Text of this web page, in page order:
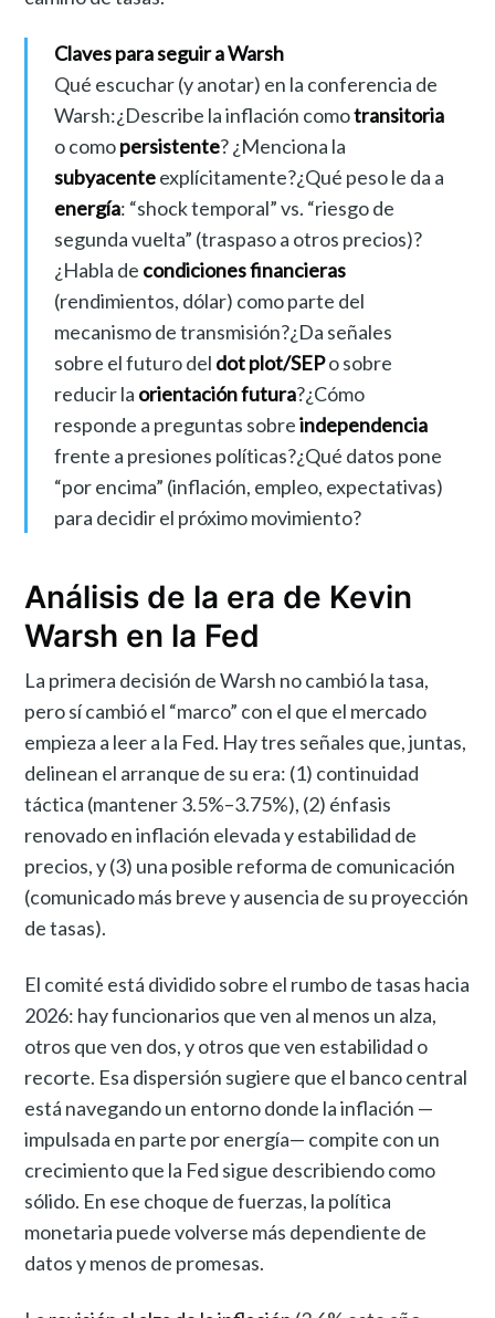
Claves para seguir a Warsh
Qué escuchar (y anotar) en la conferencia de
Warsh:¿Describe la inflación comotransitoria
o comopersistente? ¿Menciona la
subyacenteexplícitamente?¿Qué peso le da a
energía: “shock temporal” vs. “riesgo de
segunda vuelta” (traspaso a otros precios)?
¿Habla de condiciones financieras
(rendimientos, dólar) como parte del
mecanismo de transmisión?¿Da señales
sobre el futuro del dot plot/SEPo sobre
reducir la orientación futura?¿Cómo
responde a preguntas sobreindependencia
frente a presiones políticas?¿Qué datos pone
“por encima” (inflación, empleo, expectativas)
para decidir el próximo movimiento?
Análisis de la era de Kevin
Warsh en la Fed
La primera decisión de Warsh no cambió la tasa,
pero sí cambió el “marco” con el que el mercado
empieza a leer a la Fed. Hay tres señales que, juntas,
delinean el arranque de su era: (1) continuidad
táctica (mantener 3.5%–3.75%), (2) énfasis
renovado en inflación elevada y estabilidad de
precios, y (3) una posible reforma de comunicación
(comunicado más breve y ausencia de su proyección
de tasas).
El comité está dividido sobre el rumbo de tasas hacia
2026: hay funcionarios que ven al menos un alza,
otros que ven dos, y otros que ven estabilidad o
recorte. Esa dispersión sugiere que el banco central
está navegando un entorno donde la inflación —
impulsada en parte por energía— compite con un
crecimiento que la Fed sigue describiendo como
sólido. En ese choque de fuerzas, la política
monetaria puede volverse más dependiente de
datos y menos de promesas.